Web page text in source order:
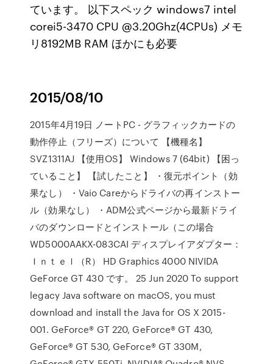
ています。 以下スペック windows7 intel
corei5-3470 CPU @3.20Ghz(4CPUs) メモ
リ8192MB RAM ほかにも必要
2015/08/10
2015年4月19日 ノートPC - グラフィックカードの
動作停止（フリーズ）について 【機種名】
SVZ1311AJ 【使用OS】 Windows 7 (64bit) 【困っ
ていること】 【試したこと】 ・復元ポイント（効
果なし） ・Vaio Careからドライバの再インストー
ル（効果なし） ・ADM公式ページから最新ドライ
バのダウンロードとインストール（この場合
WD5000AAKX-083CAI ディスプレイアダプター：
Ｉｎｔｅｌ（R） HD Graphics 4000 NIVIDA
GeForce GT 430 です。 25 Jun 2020 To support
legacy Java software on macOS, you must
download and install the Java for OS X 2015-
001. GeForce® GT 220, GeForce® GT 430,
GeForce® GT 530, GeForce® GT 330M,